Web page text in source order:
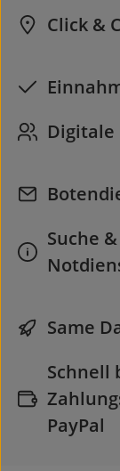
Click &
Suche
Same
Schnell
PayPal